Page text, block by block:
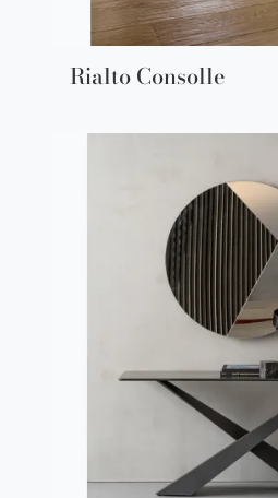
Rialto Consolle